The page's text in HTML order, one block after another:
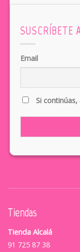
SUSCRÍBETE
Email
Si
Tiendas
Tienda Alcalá
91 725 87 38